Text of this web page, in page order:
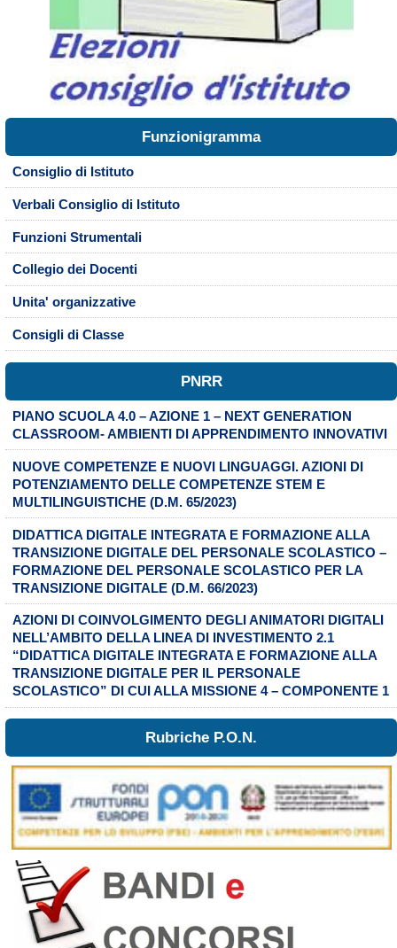
Funzionigramma
Consiglio di Istituto
Verbali Consiglio di Istituto
Funzioni Strumentali
Collegio dei Docenti
Unita' organizzative
Consigli di Classe
PNRR
PIANO SCUOLA 4.0 – AZIONE 1 – NEXT GENERATION
CLASSROOM- AMBIENTI DI APPRENDIMENTO INNOVATIVI
NUOVE COMPETENZE E NUOVI LINGUAGGI. AZIONI DI
POTENZIAMENTO DELLE COMPETENZE STEM E
MULTILINGUISTICHE (D.M. 65/2023)
DIDATTICA DIGITALE INTEGRATA E FORMAZIONE ALLA
TRANSIZIONE DIGITALE DEL PERSONALE SCOLASTICO –
FORMAZIONE DEL PERSONALE SCOLASTICO PER LA
TRANSIZIONE DIGITALE (D.M. 66/2023)
AZIONI DI COINVOLGIMENTO DEGLI ANIMATORI DIGITALI
NELL’AMBITO DELLA LINEA DI INVESTIMENTO 2.1
“DIDATTICA DIGITALE INTEGRATA E FORMAZIONE ALLA
TRANSIZIONE DIGITALE PER IL PERSONALE
SCOLASTICO” DI CUI ALLA MISSIONE 4 – COMPONENTE 1
Rubriche P.O.N.